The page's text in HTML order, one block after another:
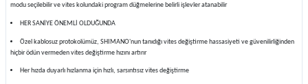
modu seçilebilir ve vites kolundaki program düğmelerine belirli işlevler atanabilir
HER SANİYE ÖNEMLİ OLDUĞUNDA
Özel kablosuz protokolümüz, SHIMANO'nun tanıdığı vites değiştirme hassasiyeti ve güvenilirliğinden
hiçbir ödün vermeden vites değiştirme hızını artırır
Her hızda duyarlı hızlanma için hızlı, sarsıntısız vites değiştirme